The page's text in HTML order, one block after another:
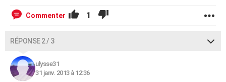
Commenter 1
RÉPONSE 2 / 3
ulysse31
31 janv. 2013 à 12:36